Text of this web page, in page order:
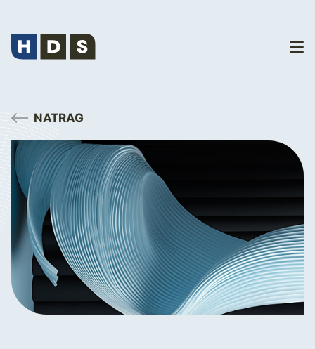
NATRAG